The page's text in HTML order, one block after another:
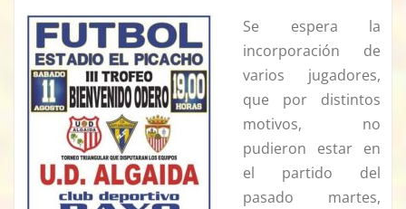
Se espera la
incorporación de
varios jugadores,
que por distintos
motivos, no
pudieron estar en
el partido del
pasado martes,